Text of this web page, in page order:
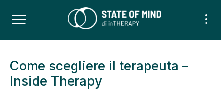
Come scegliere il terapeuta –
Inside Therapy